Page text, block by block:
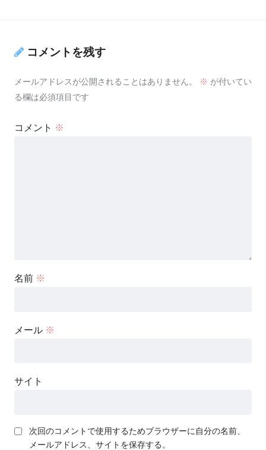
コメントを残す
メールアドレスが公開されることはありません。 ※ が付いてい
る欄は必須項目です
コメント ※
名前 ※
メール ※
サイト
次回のコメントで使用するためブラウザーに自分の名前、
メールアドレス、サイトを保存する。